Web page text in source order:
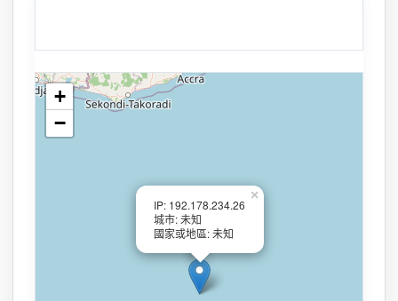
IP: 192.178.234.26
城市: 未知
國家或地區: 未知
×
+
−